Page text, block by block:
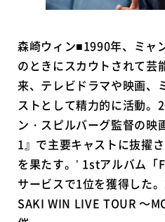
森崎ウィン■1990年、ミャ
のときにスカウトされて芸
来、テレビドラマや映画、
ストとして精力的に活動。
ン・スピルバーグ監督の映
1』で主要キャストに抜擢
を果たす。’ 1stアルバム
サービスで1位を獲得した
SAKI WIN LIVE TOUR ～